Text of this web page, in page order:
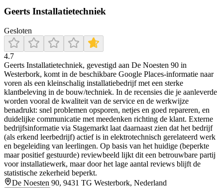
Geerts Installatietechniek
Gesloten
4.7
Geerts Installatietechniek, gevestigd aan De Noesten 90 in
Westerbork, komt in de beschikbare Google Places-informatie naar
voren als een kleinschalig installatiebedrijf met een sterke
klantbeleving in de bouw/techniek. In de recensies die je aanleverde
worden vooral de kwaliteit van de service en de werkwijze
benadrukt: snel problemen opsporen, netjes en goed repareren, en
duidelijke communicatie met meedenken richting de klant. Externe
bedrijfsinformatie via Stagemarkt laat daarnaast zien dat het bedrijf
(als erkend leerbedrijf) actief is in elektrotechnisch gerelateerd werk
en begeleiding van leerlingen. Op basis van het huidige (beperkte
maar positief gestuurde) reviewbeeld lijkt dit een betrouwbare partij
voor installatiewerk, maar door het lage aantal reviews blijft de
statistische zekerheid beperkt.
De Noesten 90, 9431 TG Westerbork, Nederland